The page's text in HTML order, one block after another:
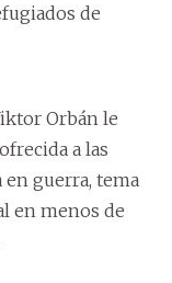
de
Orbán le
a las
guerra, tema
en menos de